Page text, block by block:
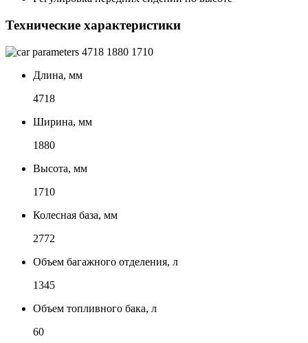
Технические характеристики
4718 1880 1710
Длина, мм
4718
Ширина, мм
1880
Высота, мм
1710
Колесная база, мм
2772
Объем багажного отделения, л
1345
Объем топливного бака, л
60